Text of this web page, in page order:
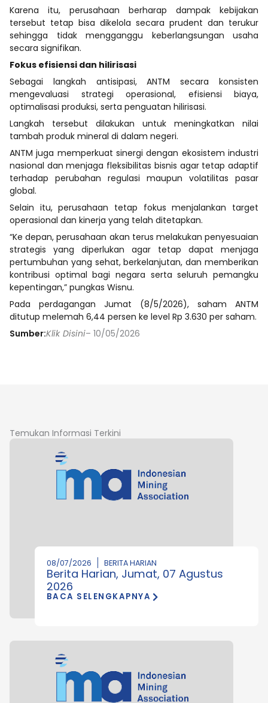
Karena itu, perusahaan berharap dampak kebijakan
tersebut tetap bisa dikelola secara prudent dan terukur
sehingga tidak mengganggu keberlangsungan usaha
secara signifikan.
Fokus efisiensi dan hilirisasi
Sebagai langkah antisipasi, ANTM secara konsisten
mengevaluasi strategi operasional, efisiensi biaya,
optimalisasi produksi, serta penguatan hilirisasi.
Langkah tersebut dilakukan untuk meningkatkan nilai
tambah produk mineral di dalam negeri.
ANTM juga memperkuat sinergi dengan ekosistem industri
nasional dan menjaga fleksibilitas bisnis agar tetap adaptif
terhadap perubahan regulasi maupun volatilitas pasar
global.
Selain itu, perusahaan tetap fokus menjalankan target
operasional dan kinerja yang telah ditetapkan.
“Ke depan, perusahaan akan terus melakukan penyesuaian
strategis yang diperlukan agar tetap dapat menjaga
pertumbuhan yang sehat, berkelanjutan, dan memberikan
kontribusi optimal bagi negara serta seluruh pemangku
kepentingan,” pungkas Wisnu.
Pada perdagangan Jumat (8/5/2026), saham ANTM
ditutup melemah 6,44 persen ke level Rp 3.630 per saham.
Sumber:Klik Disini– 10/05/2026
Temukan Informasi Terkini
08/07/2026 BERITA HARIAN
Berita Harian, Jumat, 07 Agustus
2026
BACA SELENGKAPNYA